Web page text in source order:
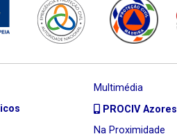
Multimédia
PROCIV Azores
Na Proximidade